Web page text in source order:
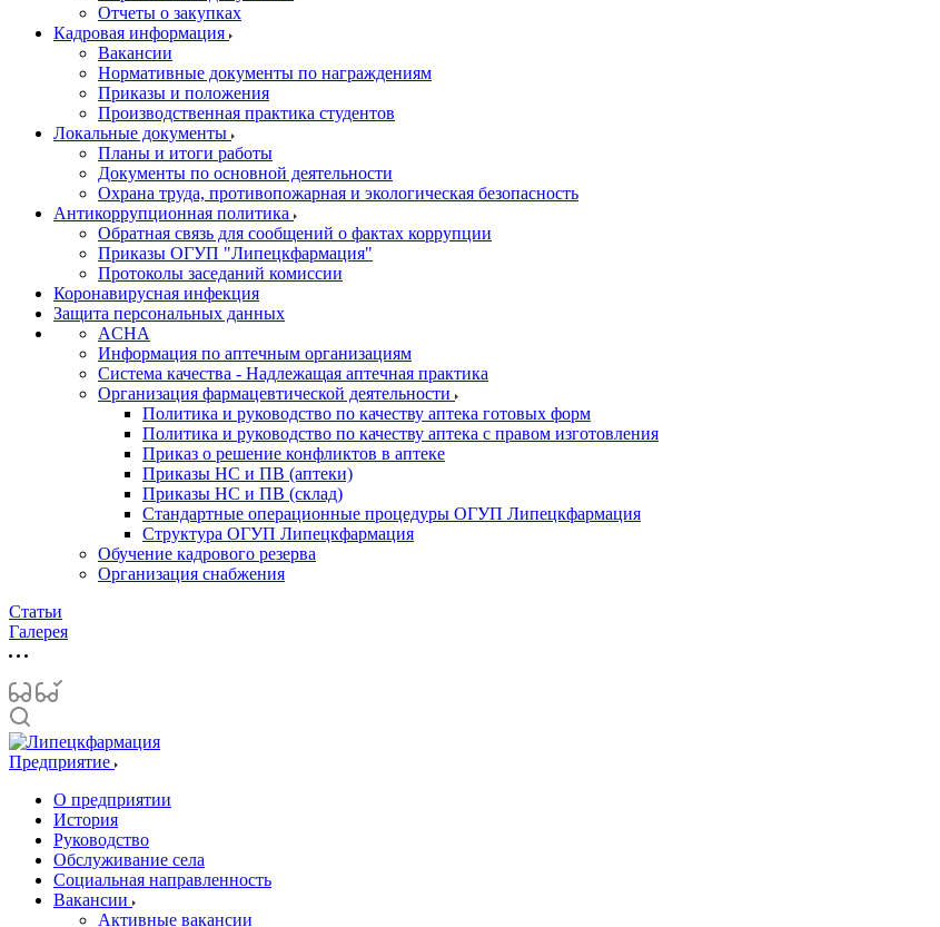
Отчеты о закупках
Кадровая информация
Вакансии
Нормативные документы по награждениям
Приказы и положения
Производственная практика студентов
Локальные документы
Планы и итоги работы
Документы по основной деятельности
Охрана труда, противопожарная и экологическая безопасность
Антикоррупционная политика
Обратная связь для сообщений о фактах коррупции
Приказы ОГУП "Липецкфармация"
Протоколы заседаний комиссии
Коронавирусная инфекция
Защита персональных данных
ACHA
Информация по аптечным организациям
Система качества - Надлежащая аптечная практика
Организация фармацевтической деятельности
Политика и руководство по качеству аптека готовых форм
Политика и руководство по качеству аптека с правом изготовления
Приказ о решение конфликтов в аптеке
Приказы НС и ПВ (аптеки)
Приказы НС и ПВ (склад)
Стандартные операционные процедуры ОГУП Липецкфармация
Структура ОГУП Липецкфармация
Обучение кадрового резерва
Организация снабжения
Статьи
Галерея
Предприятие
О предприятии
История
Руководство
Обслуживание села
Социальная направленность
Вакансии
Активные вакансии